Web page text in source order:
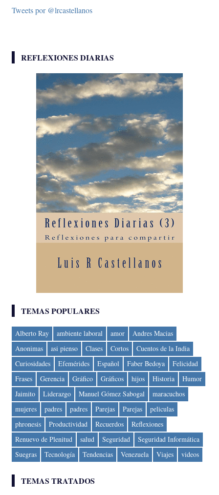
Tweets por @lrcastellanos
REFLEXIONES DIARIAS
TEMAS POPULARES
Alberto Ray ambiente laboral amor
Andres Macias
Anonimas
asi pienso Clases Cortos
Cuentos de la India
Curiosidades
Efemérides Español Faber Bedoya
Felicidad
Frases
Gerencia Gráfico Gráficos hijos Historia
Humor
Jaimito
Liderazgo Manuel Gómez Sabogal
maracuchos
mujeres
padres padres Parejas Parejas
peliculas
phronesis
Productividad Recuerdos
Reflexiones
Renuevo de Plenitud
salud Seguridad
Seguridad Informática
Suegras
Tecnología Tendencias Venezuela Viajes videos
TEMAS TRATADOS